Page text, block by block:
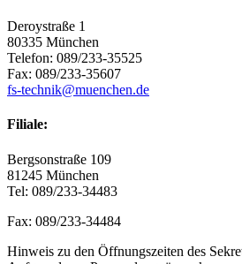
Deroystraße 1
80335 München
Telefon: 089/233-35525
Fax: 089/233-35607
fs-technik@muenchen.de
Filiale:
Bergsonstraße 109
81245 München
Tel: 089/233-34483
Fax: 089/233-34484
Hinweis zu den Öffnungszeiten des